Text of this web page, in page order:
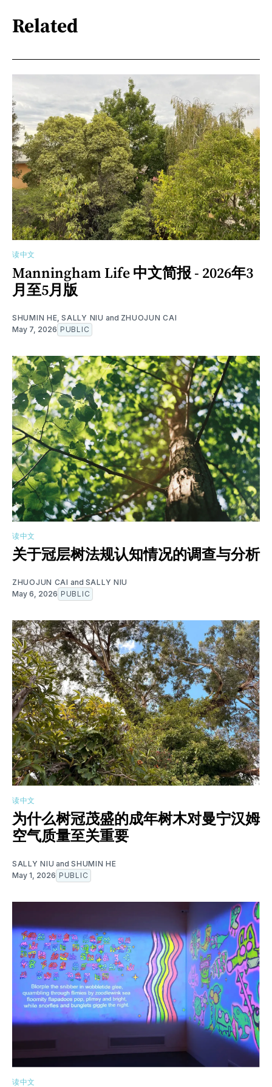
Related
读中文
Manningham Life 中文简报 - 2026年3
月至5月版
SHUMIN HE ,SALLY NIU and ZHUOJUN CAI
May 7, 2026 PUBLIC
读中文
关于冠层树法规认知情况的调查与分析
ZHUOJUN CAI and SALLY NIU
May 6, 2026 PUBLIC
读中文
为什么树冠茂盛的成年树木对曼宁汉姆
空气质量至关重要
SALLY NIU andSHUMIN HE
May 1, 2026 PUBLIC
读中文